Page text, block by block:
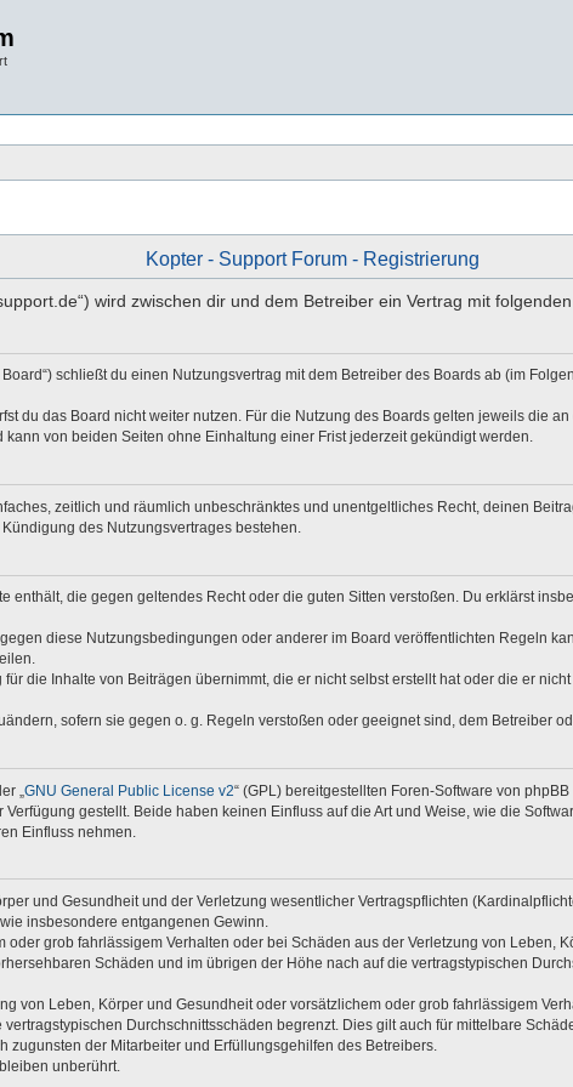
Kopter - Support Forum - Registrierung
wird zwischen dir und dem Betreiber ein Vertrag mit
schließt du einen Nutzungsvertrag mit dem Betreiber des Boards ab (im
du das Board nicht weiter nutzen. Für die Nutzung des Boards gelten jeweils die
von beiden Seiten ohne Einhaltung einer Frist jederzeit gekündigt werden.
zeitlich und räumlich unbeschränktes und unentgeltliches Recht, deinen
des Nutzungsvertrages bestehen.
enthält, die gegen geltendes Recht oder die guten Sitten verstoßen. Du erklärst
diese Nutzungsbedingungen oder anderer im Board veröffentlichten Regeln
die Inhalte von Beiträgen übernimmt, die er nicht selbst erstellt hat oder die er
sofern sie gegen o. g. Regeln verstoßen oder geeignet sind, dem Betreiber
„ GNU General Public License v2“ (GPL) bereitgestellten Foren-Software von
Verfügung gestellt. Beide haben keinen Einfluss auf die Art und Weise, wie die
Einfluss nehmen.
und Gesundheit und der Verletzung wesentlicher Vertragspflichten
insbesondere entgangenen Gewinn.
grob fahrlässigem Verhalten oder bei Schäden aus der Verletzung von Leben,
Schäden und im übrigen der Höhe nach auf die vertragstypischen
von Leben, Körper und Gesundheit oder vorsätzlichem oder grob fahrlässigem
Durchschnittsschäden begrenzt. Dies gilt auch für mittelbare
zugunsten der Mitarbeiter und Erfüllungsgehilfen des Betreibers.
unberührt.